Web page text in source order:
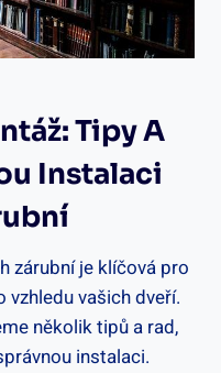
Tipy A
Instalaci
zárubní je klíčová pro
vašich dveří.
několik tipů a rad,
instalaci.